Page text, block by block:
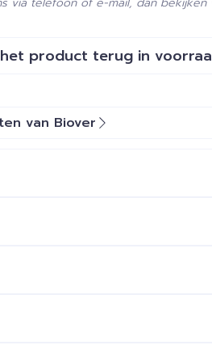
product terug in
van Biover